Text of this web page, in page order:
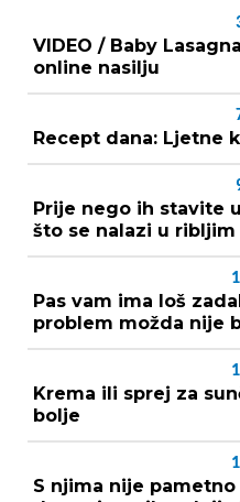
VIDEO / Baby
online nasilju
Recept dana: Ljetne
Prije nego ih stavite
što se nalazi u ribljim
Pas vam ima loš
problem možda nije
Krema ili sprej za
bolje
S njima nije